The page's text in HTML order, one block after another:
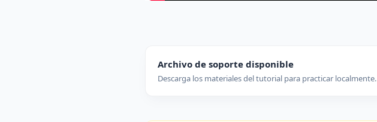
Archivo de soporte disponible
Descarga los materiales del tutorial para practicar localmente.